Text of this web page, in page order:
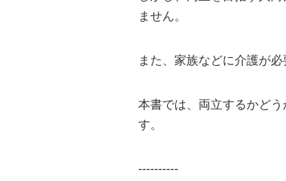
ません。
また、家族などに介護が
本書では、両立するかど
す。
----------